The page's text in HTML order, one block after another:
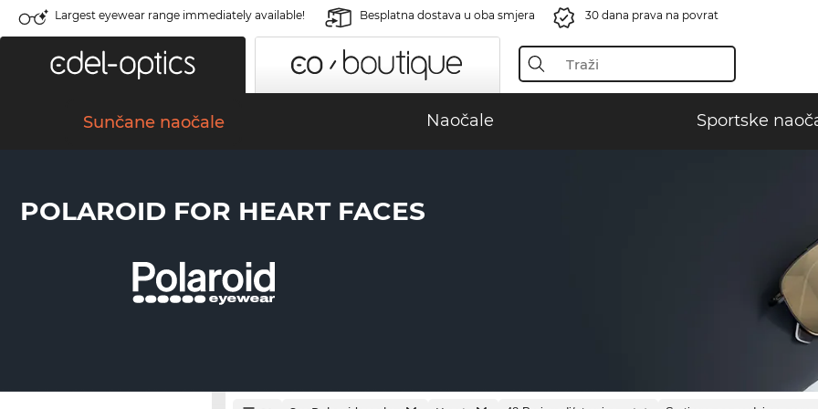
Largest eyewear range immediately available! Besplatna dostava u oba smjera 30 dana prava na povrat
Sunčane naočale Naočale Sportske
POLAROID FOR HEART FACES